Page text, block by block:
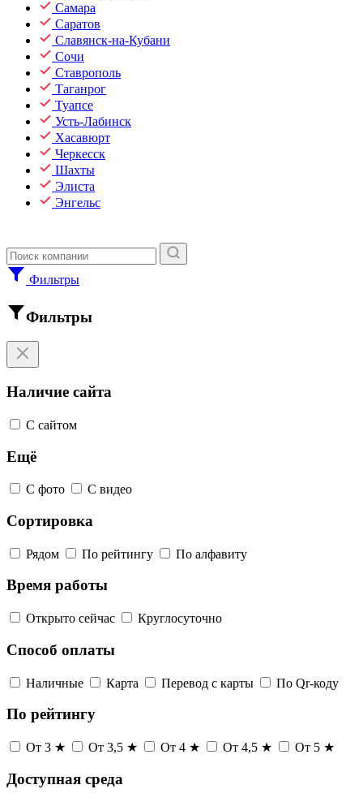
Самара
Саратов
Славянск-на-Кубани
Сочи
Ставрополь
Таганрог
Туапсе
Усть-Лабинск
Хасавюрт
Черкесск
Шахты
Элиста
Энгельс
Фильтры
Фильтры
Наличие сайта
С сайтом
Ещё
С фото С видео
Сортировка
Рядом По рейтингу По алфавиту
Время работы
Открыто сейчас Круглосуточно
Способ оплаты
Наличные Карта Перевод с карты По Qr-коду
По рейтингу
От 3 ★ От 3,5 ★ От 4 ★ От 4,5 ★ От 5 ★
Доступная среда